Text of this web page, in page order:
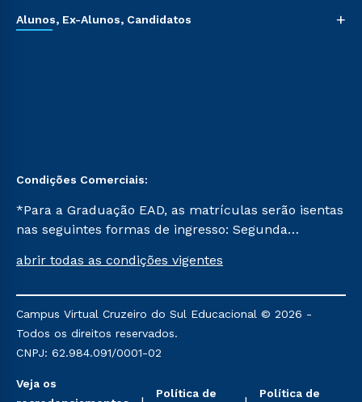
Alunos, Ex-Alunos, Candidatos +
Condições Comerciais:
*Para a Graduação EAD, as matrículas serão isentas
nas seguintes formas de ingresso: Segunda
Já para as demais, a taxa de matrícula será de R$
mencionadas são referentes aos cursos: Ensino
Religioso, Geografia para a Docência e Metodologia
do Ensino de História: Questões Atuais.
abrir todas as condições vigentes
Campus Virtual Cruzeiro do Sul Educacional © 2026 -
Todos os direitos reservados.
CNPJ: 62.984.091/0001-02
Veja os
Política de Política de